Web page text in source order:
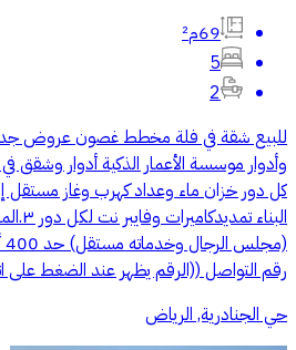
69م²
5
2
للبيع شقة في فلة مخطط غصون عروض
وأدوار موسسة الأعمار الذكية أدوار
كل دور خزان ماء وعداد كهرب وغاز
رقم التواصل ‎((الرقم يظهر عند الضغط على اتصال))
حي الجنادرية, الرياض